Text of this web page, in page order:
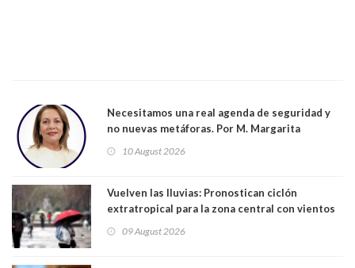
Necesitamos una real agenda de seguridad y
no nuevas metáforas. Por M. Margarita
Indo,Profesora, Presidenta DC Metrop.
10 August 2026
Vuelven las lluvias: Pronostican ciclón
extratropical para la zona central con vientos
de 70 km/h
09 August 2026